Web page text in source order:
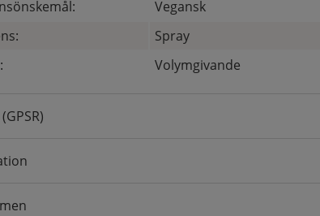
Vegansk
Spray
Volymgivande